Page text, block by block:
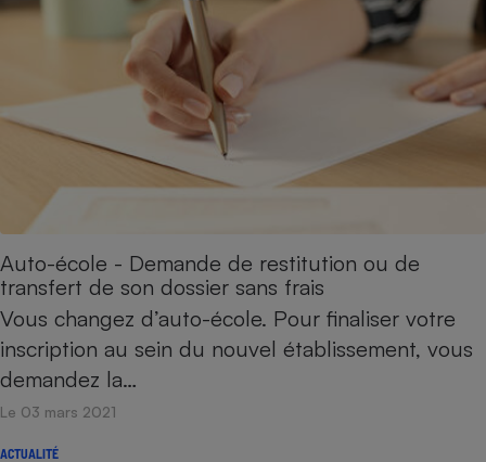
Auto-école - Demande de restitution ou de
transfert de son dossier sans frais
Vous changez d’auto-école. Pour finaliser votre
inscription au sein du nouvel établissement, vous
demandez la…
Le 03 mars 2021
ACTUALITÉ